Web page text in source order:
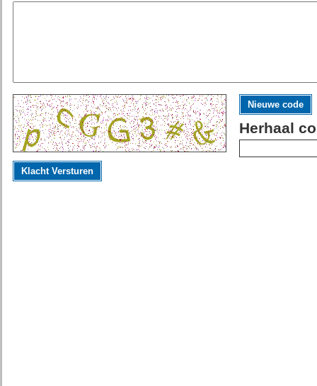
Nieuwe code
Herhaal
Klacht Versturen